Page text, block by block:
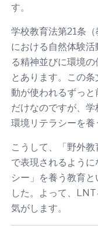
す。
学校教育法第21条
における自然体験
る精神並びに環境の
とあります。この
動が使われるずっ
だけなのですが、学
環境リテラシーを養
こうして、「野外
で表現されるよう
シー」を養う教育
した。よって、
気がします。